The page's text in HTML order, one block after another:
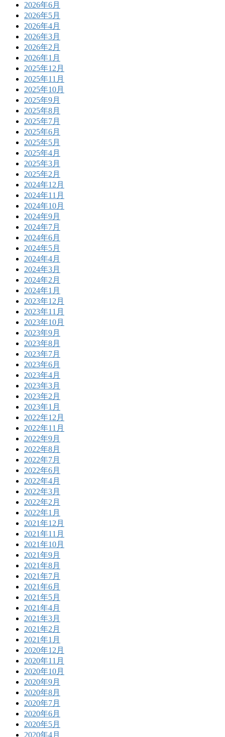
2026年6月
2026年5月
2026年4月
2026年3月
2026年2月
2026年1月
2025年12月
2025年11月
2025年10月
2025年9月
2025年8月
2025年7月
2025年6月
2025年5月
2025年4月
2025年3月
2025年2月
2024年12月
2024年11月
2024年10月
2024年9月
2024年7月
2024年6月
2024年5月
2024年4月
2024年3月
2024年2月
2024年1月
2023年12月
2023年11月
2023年10月
2023年9月
2023年8月
2023年7月
2023年6月
2023年4月
2023年3月
2023年2月
2023年1月
2022年12月
2022年11月
2022年9月
2022年8月
2022年7月
2022年6月
2022年4月
2022年3月
2022年2月
2022年1月
2021年12月
2021年11月
2021年10月
2021年9月
2021年8月
2021年7月
2021年6月
2021年5月
2021年4月
2021年3月
2021年2月
2021年1月
2020年12月
2020年11月
2020年10月
2020年9月
2020年8月
2020年7月
2020年6月
2020年5月
2020年4月